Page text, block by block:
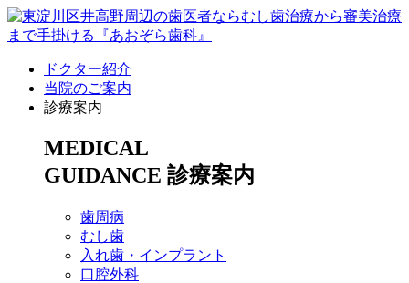
ドクター紹介
当院のご案内
診療案内
MEDICAL
GUIDANCE 診療案内
歯周病
むし歯
入れ歯・インプラント
口腔外科